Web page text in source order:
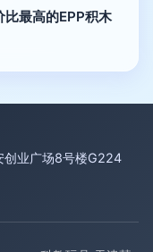
最高的EPP积木
创业广场8号楼G224